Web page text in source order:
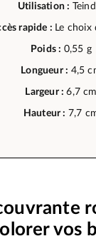
Utilisation :
rapide : Le choix
Poids : 0,55 g
Longueur : 4,5
Largeur :6,7 cm
Hauteur : 7,7
vos